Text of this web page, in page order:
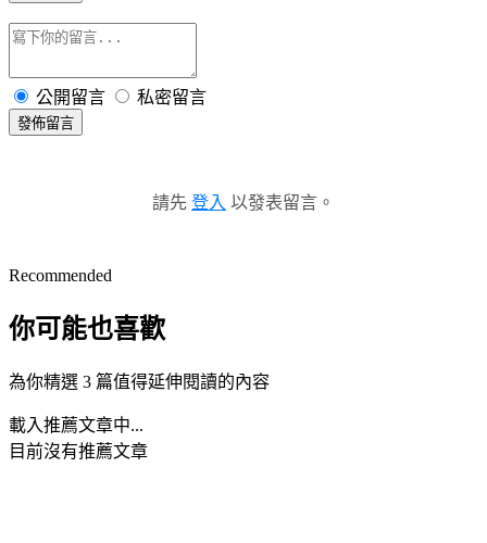
公開留言 私密留言
發佈留言
請先 登入 以發表留言。
Recommended
你可能也喜歡
為你精選 3 篇值得延伸閱讀的內容
載入推薦文章中...
目前沒有推薦文章